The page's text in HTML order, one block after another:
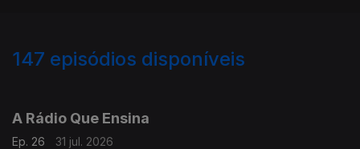
147 episódios disponíveis
A Rádio Que Ensina
Ep. 26
31 jul. 2026